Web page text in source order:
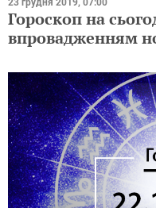
23 грудня 2019, 07:00
Гороскоп на
впровадженням